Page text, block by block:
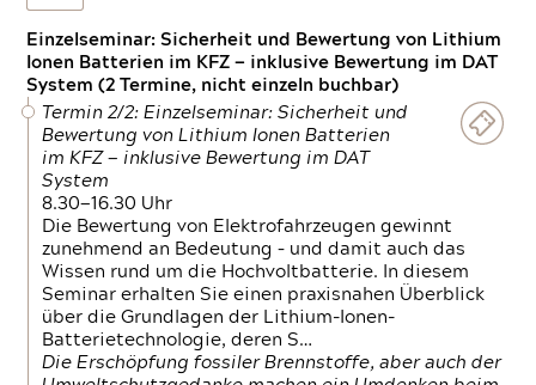
Einzelseminar: Sicherheit und Bewertung von Lithium
Ionen Batterien im KFZ — inklusive Bewertung im DAT
System (2 Termine, nicht einzeln buchbar)
Termin 2/2: Einzelseminar: Sicherheit und
Bewertung von Lithium Ionen Batterien
im KFZ — inklusive Bewertung im DAT
System
8.30—16.30 Uhr
Die Bewertung von Elektrofahrzeugen gewinnt
zunehmend an Bedeutung – und damit auch das
Wissen rund um die Hochvoltbatterie. In diesem
Seminar erhalten Sie einen praxisnahen Überblick
über die Grundlagen der Lithium-Ionen-
Batterietechnologie, deren S…
Die Erschöpfung fossiler Brennstoffe, aber auch der